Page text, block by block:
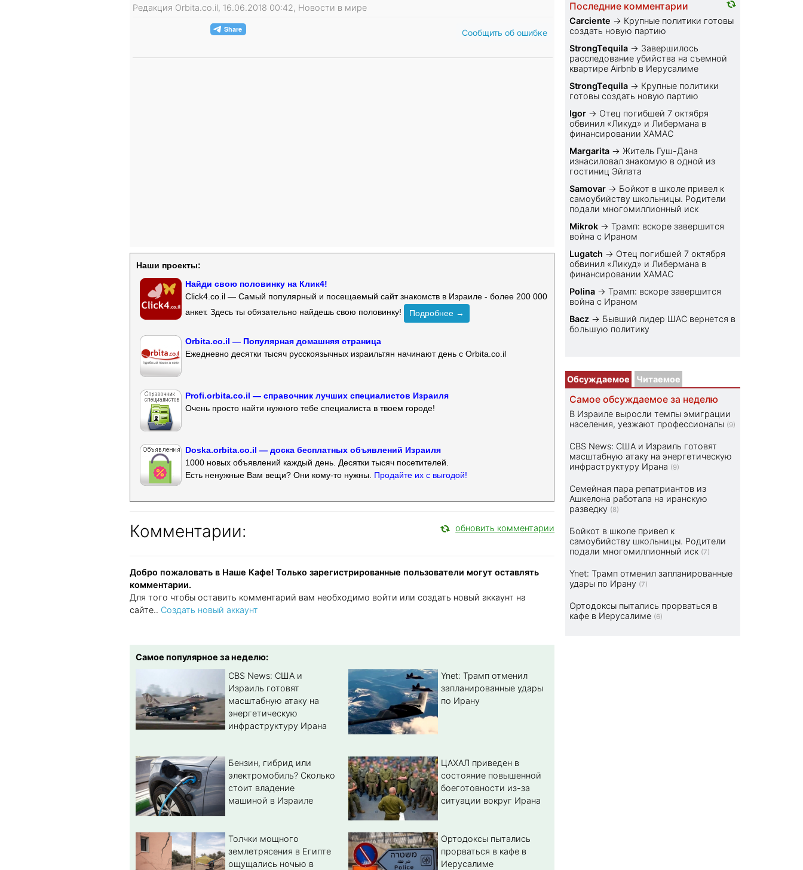
Редакция Orbita.co.il, 16.06.2018 00:42, Новости в мире
Сообщить об ошибке
Наши проекты:
Найди свою половинку на Клик4!
Click4.co.il — Самый популярный и посещаемый сайт знакомств в Израиле - более 200 000
анкет. Здесь ты обязательно найдешь свою половинку!
Подробнее →
Orbita.co.il — Популярная домашняя страница
Ежедневно десятки тысяч русскоязычных израильтян начинают день с Orbita.co.il
Profi.orbita.co.il — справочник лучших специалистов Израиля
Очень просто найти нужного тебе специалиста в твоем городе!
Doska.orbita.co.il — доска бесплатных объявлений Израиля
1000 новых объявлений каждый день. Десятки тысяч посетителей.
Есть ненужные Вам вещи? Они кому-то нужны. Продайте их с выгодой!
Комментарии: обновить комментарии
Добро пожаловать в Наше Кафе! Только зарегистрированные пользователи могут оставлять
комментарии.
Для того чтобы оставить комментарий вам необходимо войти или создать новый аккаунт на
сайте.. Создать новый аккаунт
Самое популярное за неделю:
CBS News: США и
Израиль готовят
масштабную атаку на
энергетическую
инфраструктуру Ирана
Ynet: Трамп отменил
запланированные удары
по Ирану
Бензин, гибрид или
электромобиль? Cколько
стоит владение
машиной в Израиле
ЦАХАЛ приведен в
состояние повышенной
боеготовности из-за
ситуации вокруг Ирана
Толчки мощного
землетрясения в Египте
ощущались ночью в
Ортодоксы пытались
прорваться в кафе в
Иерусалиме
Последние комментарии
Carciente → Крупные политики готовы
создать новую партию
StrongTequila → Завершилось
расследование убийства на съемной
квартире Airbnb в Иерусалиме
StrongTequila → Крупные политики
готовы создать новую партию
Igor → Отец погибшей 7 октября
обвинил «Ликуд» и Либермана в
финансировании ХАМАС
Margarita → Житель Гуш-Дана
изнасиловал знакомую в одной из
гостиниц Эйлата
Samovar → Бойкот в школе привел к
самоубийству школьницы. Родители
подали многомиллионный иск
Mikrok →Трамп: вскоре завершится
война с Ираном
Lugatch → Отец погибшей 7 октября
обвинил «Ликуд» и Либермана в
финансировании ХАМАС
Polina →Трамп: вскоре завершится
война с Ираном
Bacz → Бывший лидер ШАС вернется в
большую политику
Обсуждаемое Читаемое
Самое обсуждаемое за неделю
В Израиле выросли темпы эмиграции
населения, уезжают профессионалы (9)
CBS News: США и Израиль готовят
масштабную атаку на энергетическую
инфраструктуру Ирана (9)
Семейная пара репатриантов из
Ашкелона работала на иранскую
разведку (8)
Бойкот в школе привел к
самоубийству школьницы. Родители
подали многомиллионный иск (7)
Ynet: Трамп отменил запланированные
удары по Ирану (7)
Ортодоксы пытались прорваться в
кафе в Иерусалиме (6)